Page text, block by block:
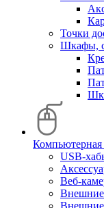
Точки
Шкафы,
USB-
Веб-
Внешние
Внешние